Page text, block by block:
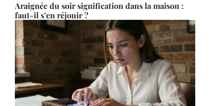
Araignée du soir signification dans la maison :
faut-il s’en réjouir ?